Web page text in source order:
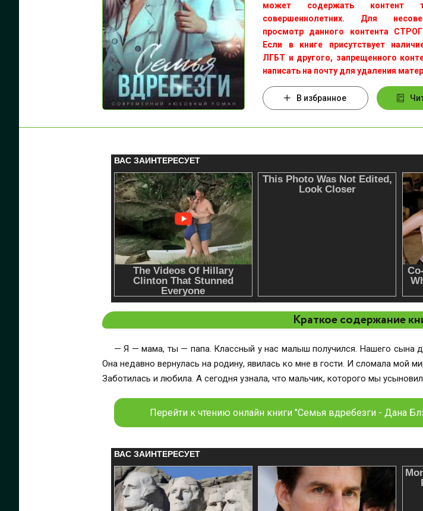
может содержать контент
совершеннолетних. Для
просмотр данного контента
Если в книге присутствует
ЛГБТ и другого, запрещенного
написать на почту для удаления
В избранное
Краткое содержание
— Я — мама, ты — папа. Классный у нас малыш получился. Нашего сына
Она недавно вернулась на родину, явилась ко мне в гости. И сломала мой
Заботилась и любила. А сегодня узнала, что мальчик, которого мы
Перейти к чтению онлайн книги "Семья вдребезги - Дана